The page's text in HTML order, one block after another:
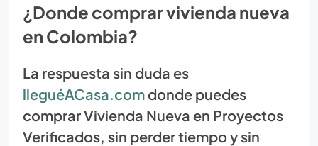
¿Donde comprar vivienda nueva
en Colombia?
La respuesta sin duda es
lleguéACasa.com donde puedes
comprar Vivienda Nueva en Proyectos
Verificados, sin perder tiempo y sin